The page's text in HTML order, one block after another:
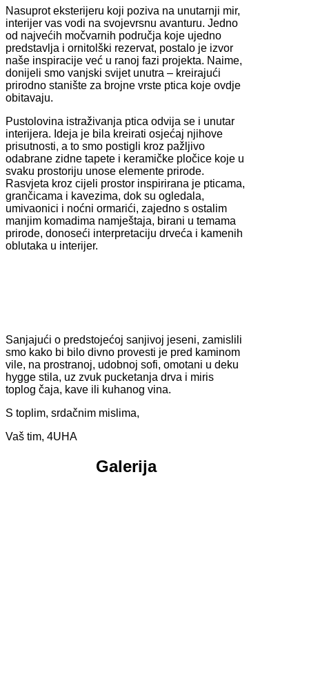
Nasuprot eksterijeru koji poziva na unutarnji mir,
interijer vas vodi na svojevrsnu avanturu. Jedno
od najvećih močvarnih područja koje ujedno
predstavlja i ornitolški rezervat, postalo je izvor
naše inspiracije već u ranoj fazi projekta. Naime,
donijeli smo vanjski svijet unutra – kreirajući
prirodno stanište za brojne vrste ptica koje ovdje
obitavaju.
Pustolovina istraživanja ptica odvija se i unutar
interijera. Ideja je bila kreirati osjećaj njihove
prisutnosti, a to smo postigli kroz pažljivo
odabrane zidne tapete i keramičke pločice koje u
svaku prostoriju unose elemente prirode.
Rasvjeta kroz cijeli prostor inspirirana je pticama,
grančicama i kavezima, dok su ogledala,
umivaonici i noćni ormarići, zajedno s ostalim
manjim komadima namještaja, birani u temama
prirode, donoseći interpretaciju drveća i kamenih
oblutaka u interijer.
Sanjajući o predstojećoj sanjivoj jeseni, zamislili
smo kako bi bilo divno provesti je pred kaminom
vile, na prostranoj, udobnoj sofi, omotani u deku
hygge stila, uz zvuk pucketanja drva i miris
toplog čaja, kave ili kuhanog vina.
S toplim, srdačnim mislima,
Vaš tim, 4UHA
Galerija